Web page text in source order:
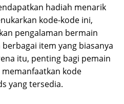
hadiah menarik
kode-kode ini,
pengalaman bermain
item yang biasanya
itu, penting bagi pemain
kode
yang tersedia.